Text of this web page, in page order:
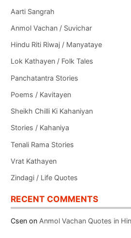
Aarti Sangrah
Anmol Vachan / Suvichar
Hindu Riti Riwaj / Manyataye
Lok Kathayen / Folk Tales
Panchatantra Stories
Poems / Kavitayen
Sheikh Chilli Ki Kahaniyan
Stories / Kahaniya
Tenali Rama Stories
Vrat Kathayen
Zindagi / Life Quotes
RECENT COMMENTS
Csen on Anmol Vachan Quotes in